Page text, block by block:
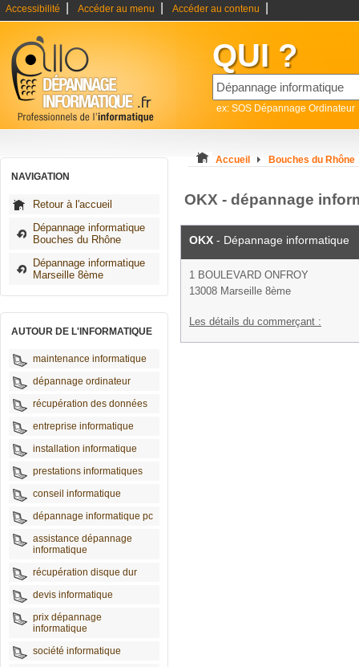
Accessibilité Accéder au menu Accéder au contenu
QUI ?
ex: SOS Dépannage Ordinateur
NAVIGATION
Retour à l'accueil
Dépannage informatique
Bouches du Rhône
Dépannage informatique
Marseille 8ème
AUTOUR DE L'INFORMATIQUE
maintenance informatique
dépannage ordinateur
récupération des données
entreprise informatique
installation informatique
prestations informatiques
conseil informatique
dépannage informatique pc
assistance dépannage
informatique
récupération disque dur
devis informatique
prix dépannage
informatique
société informatique
Accueil Bouches du Rhône
OKX - dépannage
OKX - Dépannage informatique
1 BOULEVARD ONFROY
13008 Marseille 8ème
Les détails du commerçant :